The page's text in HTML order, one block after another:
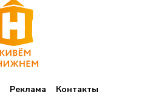
Реклама
Контакты